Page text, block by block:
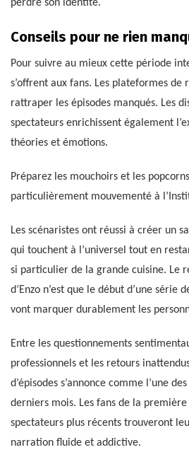
perdre son identité.
Conseils pour ne rien
Pour suivre au mieux cette période
s’offrent aux fans. Les plateformes
rattraper les épisodes manqués. Les
spectateurs enrichissent également
théories et émotions.
Préparez les mouchoirs et les
particulièrement mouvementé à
Les scénaristes ont réussi à créer un
qui touchent à l’universel tout en
si particulier de la grande cuisine. Le
d’Enzo n’est que le début d’une série
vont marquer durablement les
Entre les questionnements
professionnels et les retours
d’épisodes s’annonce comme l’une
derniers mois. Les fans de la
spectateurs plus récents trouveront
narration fluide et addictive.